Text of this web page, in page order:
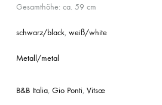
Gesamthöhe: ca. 59 cm
schwarz/black, weiß/white
Metall/metal
B&B Italia, Gio Ponti, Vitsœ